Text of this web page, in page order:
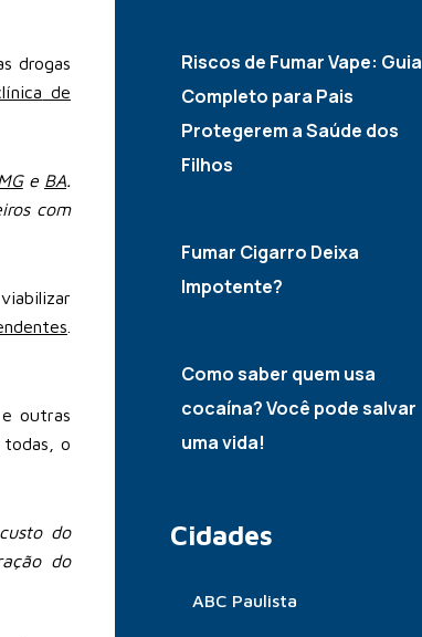
drogas
de
MGe BA
com
outras
o
do
do
Riscos de Fumar Vape: Guia
Completo para Pais
Protegerem a Saúde dos
Filhos
Fumar Cigarro Deixa
Impotente?
Como saber quem usa
cocaína? Você pode salvar
uma vida!
Cidades
ABC Paulista